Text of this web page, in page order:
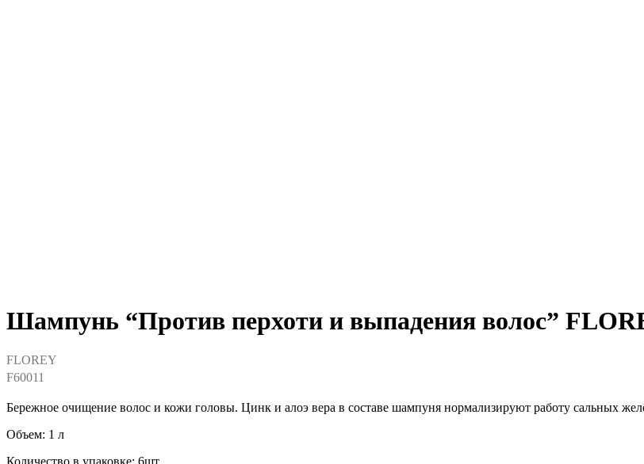
Шампунь “Против перхоти и выпадения волос”
FLOREY
F60011
Бережное очищение волос и кожи головы. Цинк и алоэ вера в составе шампуня нормализируют работу сальных
Объем: 1 л
Количество в упаковке: 6шт